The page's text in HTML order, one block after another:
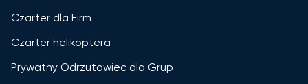
Czarter dla Firm
Czarter helikoptera
Prywatny Odrzutowiec dla Grup